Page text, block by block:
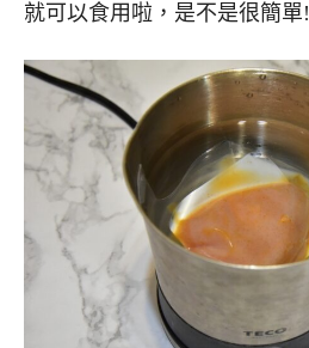
就可以食用啦，是不是很簡單!